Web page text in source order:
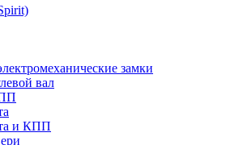
замки
вал
и КПП